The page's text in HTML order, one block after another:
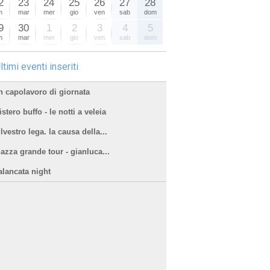
23
mar
24
mer
25
gio
26
ven
27
sab
28
dom
30
mar
1
mer
2
gio
3
ven
4
sab
5
dom
eventi inseriti
capolavoro di giornata
buffo - le notti a veleia
lega. la causa della...
grande tour - gianluca...
night